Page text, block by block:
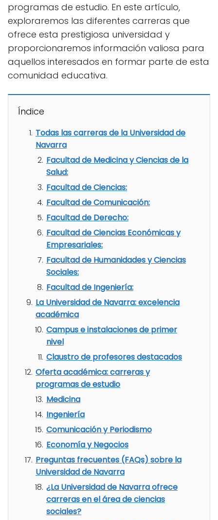
programas de estudio. En este artículo,
exploraremos las diferentes carreras que
ofrece esta prestigiosa universidad y
proporcionaremos información valiosa para
aquellos interesados en formar parte de esta
comunidad educativa.
Índice
Todas las carreras de la Universidad de
Navarra
Facultad de Medicina y Ciencias de la
Salud:
Facultad de Ciencias:
Facultad de Comunicación:
Facultad de Derecho:
Facultad de Ciencias Económicas y
Empresariales:
Facultad de Humanidades y Ciencias
Sociales:
Facultad de Ingeniería:
La Universidad de Navarra: excelencia
académica
Campus e instalaciones de primer
nivel
Claustro de profesores destacados
Oferta académica: carreras y
programas de estudio
Medicina
Ingeniería
Comunicación y Periodismo
Economía y Negocios
Preguntas frecuentes (FAQs) sobre la
Universidad de Navarra
¿La Universidad de Navarra ofrece
carreras en el área de ciencias
sociales?